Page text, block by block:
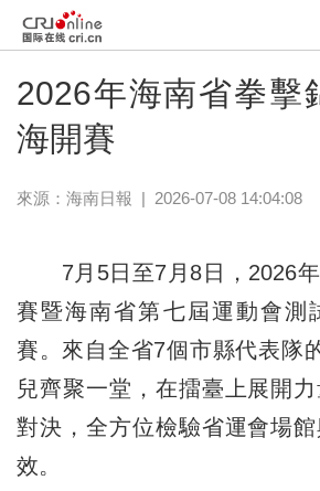
2026年海南省拳擊
海開賽
來源： 海南日報 | 2026-07-08 14:04:08
7月5日至7月8日，2026年
賽暨海南省第七屆運動會測
賽。來自全省7個市縣代表隊
兒齊聚一堂，在擂臺上展開
對決，全方位檢驗省運會場
效。